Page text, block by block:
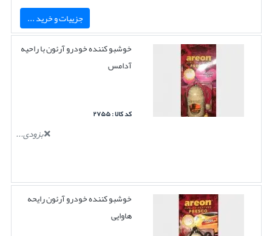
جزییات و خرید ...
خوشبو کننده خودرو آرئون با راحیه
آدامس
کد کالا : ۲۷۵۵
بزودی...
خوشبو کننده خودرو آرئون رایحه
هاوایی